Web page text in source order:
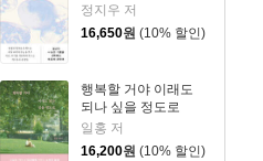
정지우 저
16,650원 (10% 할인)
행복할 거야 이래도
되나 싶을 정도로
일홍 저
16,200원 (10% 할인)